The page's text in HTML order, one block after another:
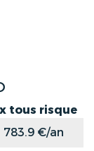
tous risque
783.9 €/an